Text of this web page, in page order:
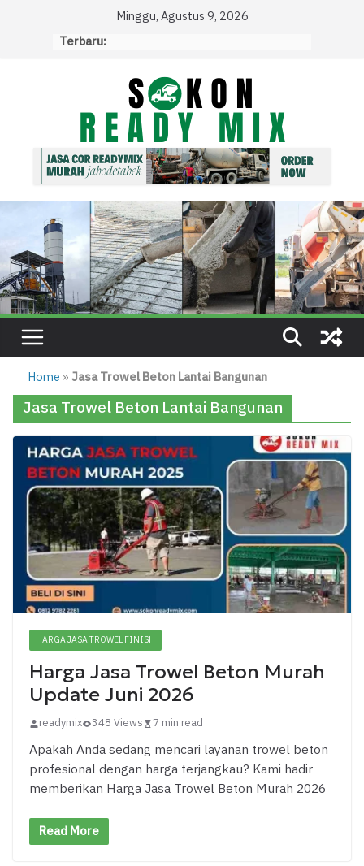
Minggu, Agustus 9, 2026
Terbaru:
Home »Jasa Trowel Beton Lantai Bangunan
Jasa Trowel Beton Lantai Bangunan
HARGA JASA TROWEL FINISH
Harga Jasa Trowel Beton Murah
Update Juni 2026
readymix 348 Views 7 min read
Apakah Anda sedang mencari layanan trowel beton
profesional dengan harga terjangkau? Kami hadir
memberikan Harga Jasa Trowel Beton Murah 2026
Read More